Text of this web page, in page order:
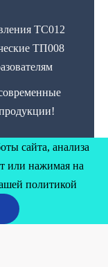
ТС012
ТП008
сайта, анализа
или нажимая на
политикой